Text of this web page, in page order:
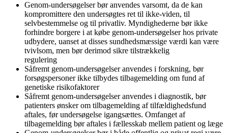
Genom-undersøgelser bør anvendes varsomt, da de kan
kompromittere den undersøgtes ret til ikke-viden, til
selvbestemmelse og til privatliv. Myndighederne bør ikke
forhindre borgere i at købe genom-undersøgelser hos private
udbydere, uanset at disses sundhedsmæssige værdi kan være
tvivlsom, men bør derimod sikre tilstrækkelig
regulering
Såfremt genom-undersøgelser anvendes i forskning, bør
forsøgspersoner ikke tilbydes tilbagemelding om fund af
genetiske risikofaktorer
Såfremt genom-undersøgelser anvendes i diagnostik, bør
patienters ønsker om tilbagemelding af tilfældighedsfund
aftales, før undersøgelse igangsættes. Omfanget af
tilbagemelding bør aftales i fællesskab mellem patient og læge